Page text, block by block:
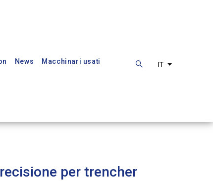
News Macchinari usati IT List
per trencher